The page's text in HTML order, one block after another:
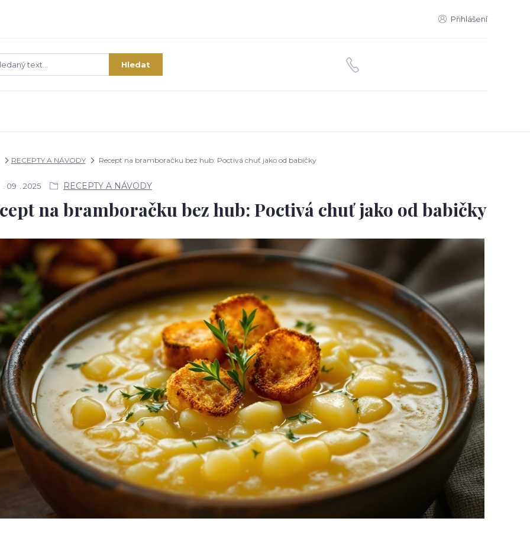
Přihlášení
Hledat
RECEPTY A NÁVODY Recept na bramboračku bez hub: Poctivá chuť jako od babičky
09 2025 RECEPTY A NÁVODY
na bramboračku bez hub: Poctivá chuť jako od babičky